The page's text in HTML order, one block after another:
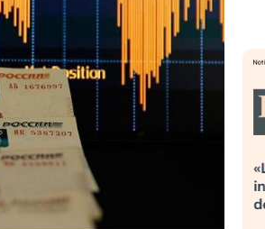
«La mia vita è rovinata».
in preda al panico dopo lo
della bolla AI